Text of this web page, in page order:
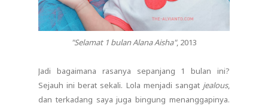
"Selamat 1 bulan Alana Aisha", 2013
Jadi bagaimana rasanya sepanjang 1 bulan ini?
Sejauh ini berat sekali. Lola menjadi sangat jealous,
dan terkadang saya juga bingung menanggapinya.